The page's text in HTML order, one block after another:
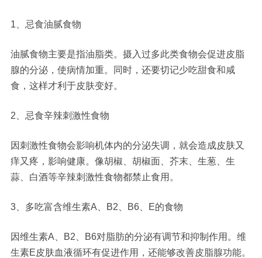
1、忌食油腻食物
油腻食物主要是指油脂类。摄入过多此类食物会促进皮脂
腺的分泌，使病情加重。同时，还要切记少吃甜食和咸
食，这样才利于皮肤变好。
2、忌食辛辣刺激性食物
因刺激性食物会影响机体内的分泌失调，就会造成皮肤又
痒又疼，影响健康。像胡椒、胡椒面、芥末、生葱、生
蒜、白酒等辛辣刺激性食物都禁止食用。
3、多吃富含维生素A、B2、B6、E的食物
因维生素A、B2、B6对脂肪的分泌有调节和抑制作用。维
生素E皮肤血液循环有促进作用，还能够改善皮脂腺功能。